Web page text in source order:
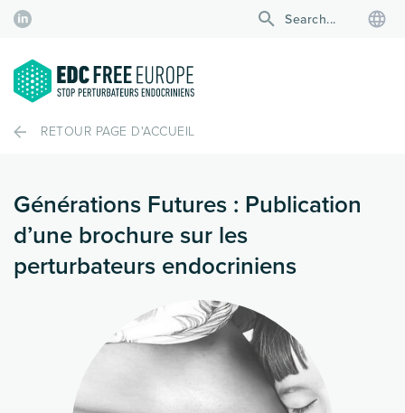
RETOUR PAGE D'ACCUEIL
Générations Futures : Publication
d’une brochure sur les
perturbateurs endocriniens